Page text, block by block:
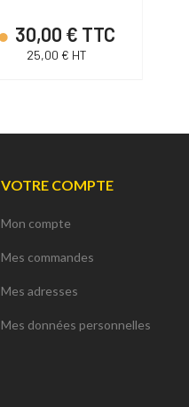
30,00 € TTC
25,00 € HT
VOTRE COMPTE
Mon compte
Mes commandes
Mes adresses
Mes données personnelles